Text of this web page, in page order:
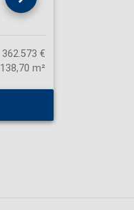
362.573 €
138,70 m²